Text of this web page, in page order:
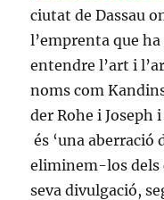
ciutat de Dassau
l’emprenta que
entendre l’art i
noms com
der Rohe i Joseph
és ‘una aberració
eliminem-los dels
seva divulgació,